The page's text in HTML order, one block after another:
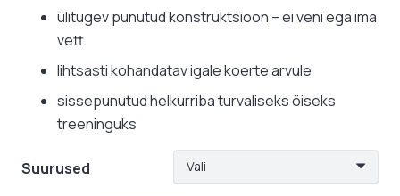
kuni
ülitugev punutud konstruktsioon – ei veni ega ima
vett
lihtsasti kohandatav igale koerte arvule
sissepunutud helkurriba turvaliseks öiseks
treeninguks
Suurused